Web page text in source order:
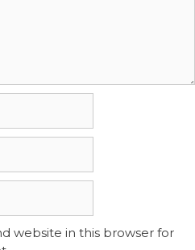
website in this browser for